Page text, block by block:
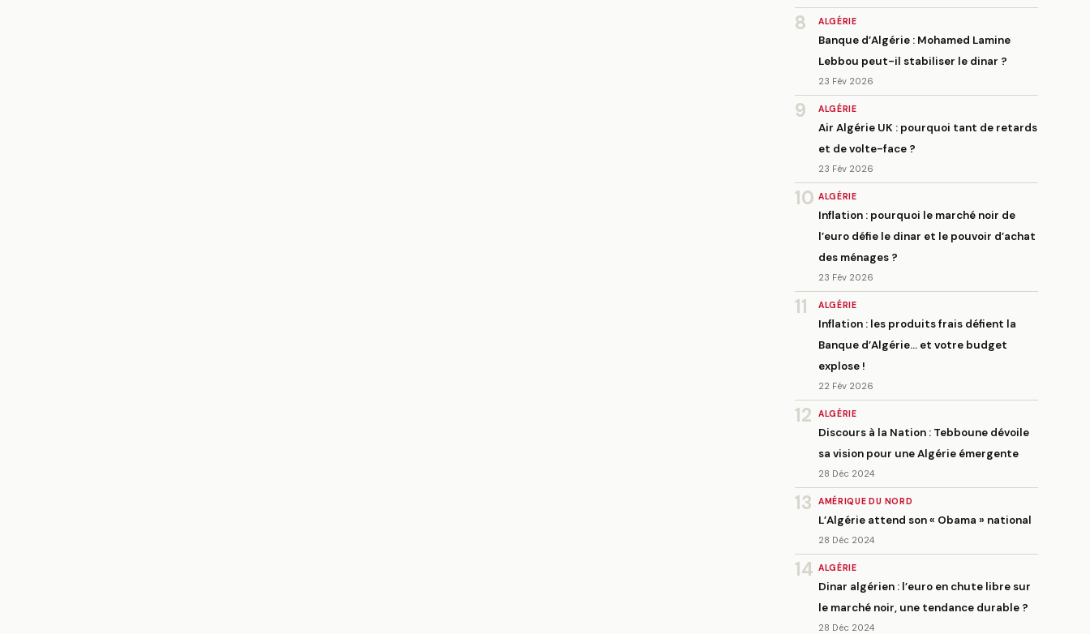
8 ALGÉRIE
Banque d’Algérie : Mohamed Lamine
Lebbou peut-il stabiliser le dinar ?
23 Fév 2026
9 ALGÉRIE
Air Algérie UK : pourquoi tant de retards
et de volte-face ?
23 Fév 2026
10 ALGÉRIE
Inflation : pourquoi le marché noir de
l’euro défie le dinar et le pouvoir d’achat
des ménages ?
23 Fév 2026
11 ALGÉRIE
Inflation : les produits frais défient la
Banque d’Algérie… et votre budget
explose !
22 Fév 2026
12 ALGÉRIE
Discours à la Nation : Tebboune dévoile
sa vision pour une Algérie émergente
28 Déc 2024
13 AMÉRIQUE DU NORD
L’Algérie attend son « Obama » national
28 Déc 2024
14 ALGÉRIE
Dinar algérien : l’euro en chute libre sur
le marché noir, une tendance durable ?
28 Déc 2024